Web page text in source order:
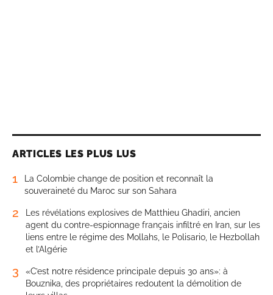
ARTICLES LES PLUS LUS
1
La Colombie change de position et reconnaît la
souveraineté du Maroc sur son Sahara
2
Les révélations explosives de Matthieu Ghadiri, ancien
agent du contre-espionnage français infiltré en Iran, sur les
liens entre le régime des Mollahs, le Polisario, le Hezbollah
et l’Algérie
3
«C’est notre résidence principale depuis 30 ans»: à
Bouznika, des propriétaires redoutent la démolition de